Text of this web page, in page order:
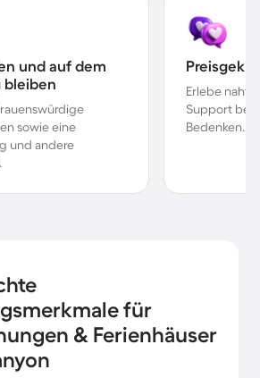
und auf dem
bleiben
sowie eine
und andere
Erlebe
Support bei
Bedenken.
für
& Ferienhäuser